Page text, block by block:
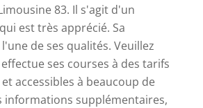
83. Il s'agit d'un
est très apprécié. Sa
de ses qualités. Veuillez
ses courses à des tarifs
accessibles à beaucoup de
informations supplémentaires,